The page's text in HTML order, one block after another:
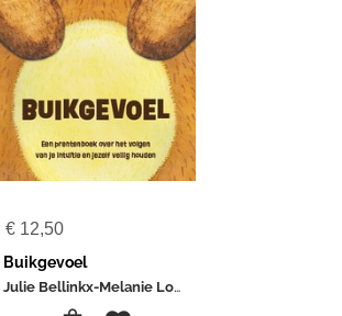
€ 12,50
Buikgevoel
Julie Bellinkx-Melanie Louwerens